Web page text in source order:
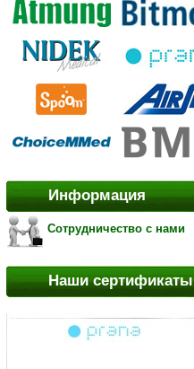
Информация
Сотрудничество с нами
Наши сертификаты